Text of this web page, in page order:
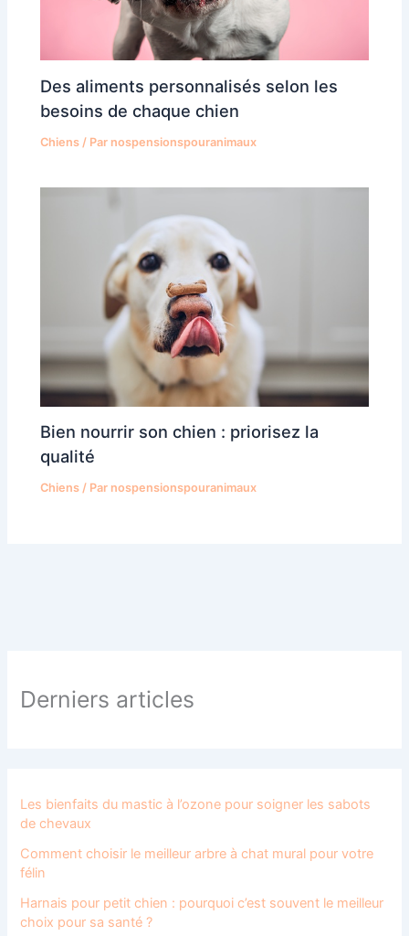
Des aliments personnalisés selon les
besoins de chaque chien
Chiens / Par nospensionspouranimaux
Bien nourrir son chien : priorisez la
qualité
Chiens / Par nospensionspouranimaux
Derniers articles
Les bienfaits du mastic à l’ozone pour soigner les sabots
de chevaux
Comment choisir le meilleur arbre à chat mural pour votre
félin
Harnais pour petit chien : pourquoi c’est souvent le meilleur
choix pour sa santé ?